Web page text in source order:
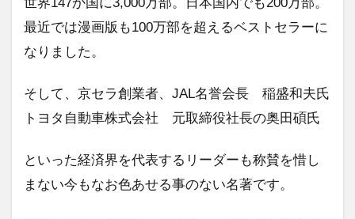
最近では漫画版も100万部を超えるベストセラーに
なりました。
そして、京セラ創業者、JAL名誉会長 稲盛和夫氏
トヨタ自動車株式会社 元取締役社長の奥田碩氏
といった経済界を代表するリーダーも称賛を惜し
まない今もなお色あせる事のない名著です。